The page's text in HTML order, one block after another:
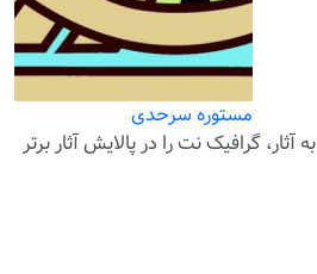
مستوره سرحدی
به آثار، گرافیک نت را در پالایش آثار برتر